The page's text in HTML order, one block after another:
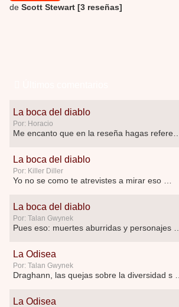
de Scott Stewart [3 reseñas]
La boca del diablo
Por: Horacio
La boca del diablo
Por: Killer Diller
Yo no se como te atrevistes a mirar eso …
La boca del diablo
Por: Talan Gwynek
La Odisea
Por: Talan Gwynek
Draghann, las quejas sobre la diversidad s …
La Odisea